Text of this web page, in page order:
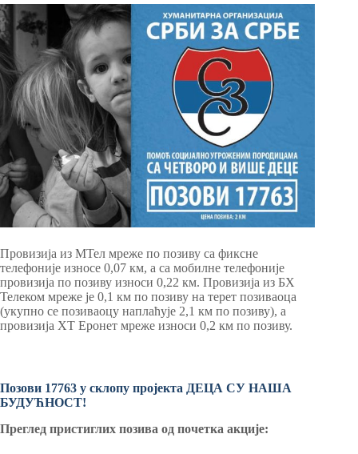
Провизија из МТел мреже по позиву са фиксне
телефоније износе 0,07 км, а са мобилне телефоније
провизија по позиву износи 0,22 км. Провизија из БХ
Телеком мреже је 0,1 км по позиву на терет позиваоца
(укупно се позиваоцу наплаћује 2,1 км по позиву), а
провизија ХТ Еронет мреже износи 0,2 км по позиву.
Позови 17763 у склопу пројекта ДЕЦА СУ НАША
БУДУЋНОСТ!
Преглед пристиглих позива од почетка акције: